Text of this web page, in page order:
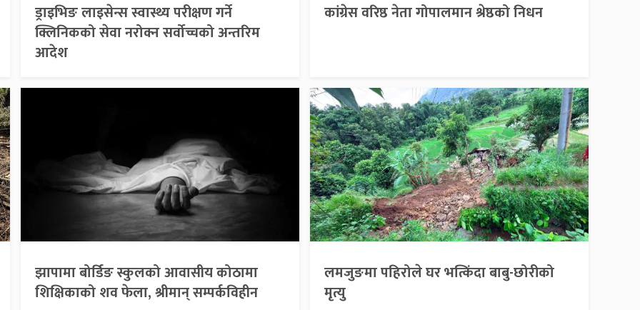
ड्राइभिङ लाइसेन्स स्वास्थ्य परीक्षण गर्ने
क्लिनिकको सेवा नरोक्न सर्वोच्चको अन्तरिम
आदेश
कांग्रेस वरिष्ठ नेता गोपालमान श्रेष्ठको निधन
झापामा बोर्डिङ स्कुलको आवासीय कोठामा
शिक्षिकाको शव फेला, श्रीमान् सम्पर्कविहीन
लमजुङमा पहिरोले घर भत्किंदा बाबु-छोरीको
मृत्यु